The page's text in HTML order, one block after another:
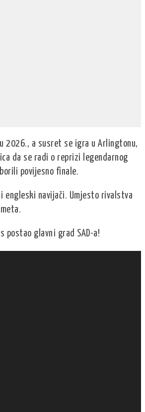
2026., a susret se igra u Arlingtonu,
da se radi o reprizi legendarnog
povijesno finale.
engleski navijači. Umjesto rivalstva
postao glavni grad SAD-a!